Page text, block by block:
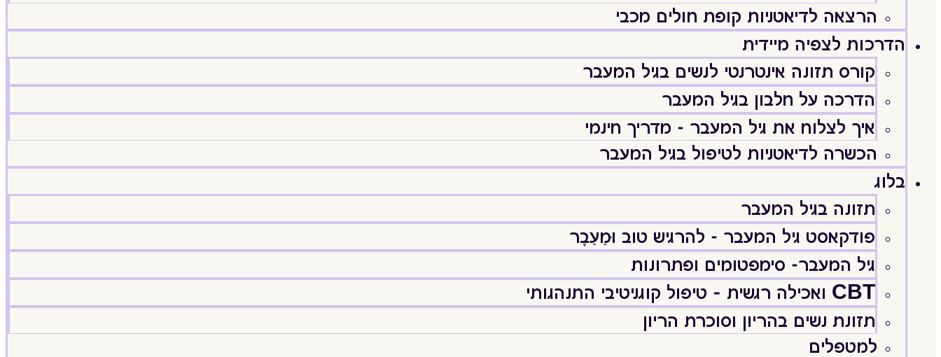
הרצאה לדיאטניות קופת חולים מכבי
הדרכות לצפיה מיידית
קורס תזונה אינטרנטי לנשים בגיל המעבר
הדרכה על חלבון בגיל המעבר
איך לצלוח את גיל המעבר - מדריך חינמי
הכשרה לדיאטניות לטיפול בגיל המעבר
בלוג
תזונה בגיל המעבר
פודקאסט גיל המעבר - להרגיש טוב וּמֵעֵבֶר
גיל המעבר- סימפטומים ופתרונות
CBT ואכילה רגשית – טיפול קוגניטיבי התנהגותי
תזונת נשים בהריון וסוכרת הריון
למטפלים